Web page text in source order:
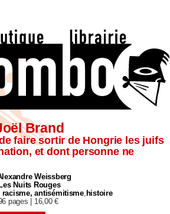
Brand
faire sortir de Hongrie les juifs
et dont personne ne
Weissberg
Les Nuits Rouges
racisme, antisémitisme histoire
pages | 16,00€